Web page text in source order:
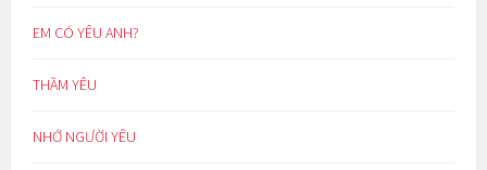
EM CÓ YÊU ANH?
THẦM YÊU
NHỚ NGƯỜI YÊU